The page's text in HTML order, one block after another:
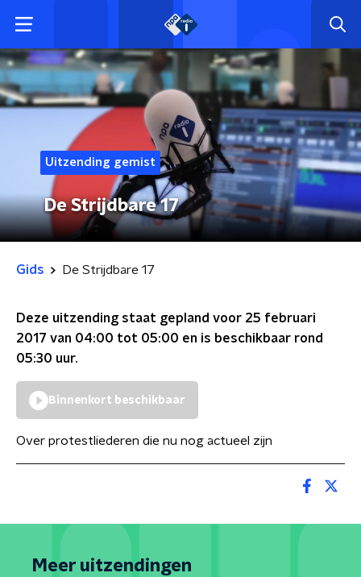
Uitzending gemist
De Strijdbare 17
Gids De Strijdbare 17
Deze uitzending staat gepland voor 25 februari
2017 van 04:00 tot 05:00 en is beschikbaar rond
05:30 uur.
Binnenkort beschikbaar
Over protestliederen die nu nog actueel zijn
Meer uitzendingen